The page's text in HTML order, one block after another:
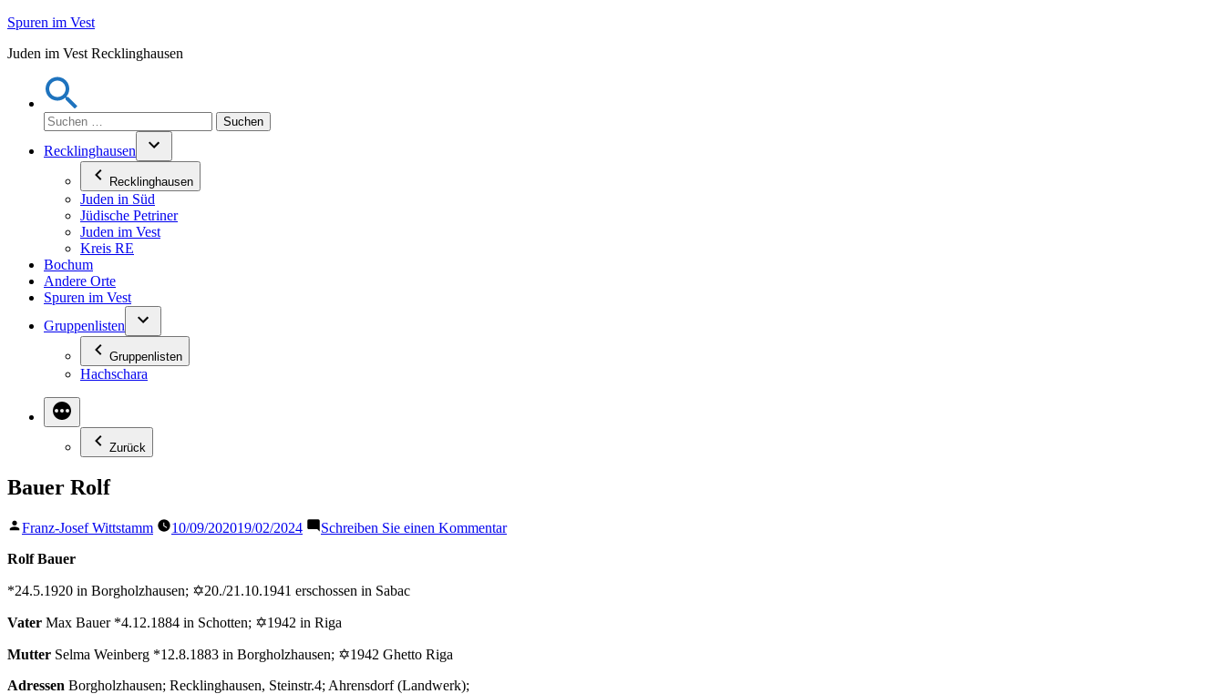
Zum
springen
Spuren im Vest
Juden im Vest Recklinghausen
Suchen
nach:
Recklinghausen
Recklinghausen
Juden in Süd
Jüdische Petriner
Juden im Vest
Kreis RE
Bochum
Andere Orte
Spuren im Vest
Gruppenlisten
Gruppenlisten
Hachschara
Zurück
Bauer Rolf
Veröffentlicht
Franz-Josef Wittstamm 10/09/202019/02/2024 Schreiben Sie einen Kommentarzu
Rolf Bauer
*24.5.1920 in Borgholzhausen; ✡20./21.10.1941 erschossen in Sabac
Vater Max Bauer *4.12.1884 in Schotten; ✡1942 in Riga
Mutter Selma Weinberg *12.8.1883 in Borgholzhausen; ✡1942 Ghetto Riga
Adressen Borgholzhausen; Recklinghausen, Steinstr.4; Ahrensdorf (Landwerk);